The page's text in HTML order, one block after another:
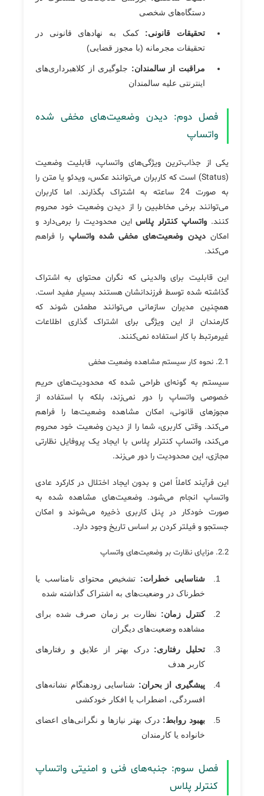
دستگاه‌های شخصی
تحقیقات قانونی: کمک به نهادهای قانونی در
تحقیقات مجرمانه (با مجوز قضایی)
مراقبت از سالمندان: جلوگیری از کلاهبرداری‌های
اینترنتی علیه سالمندان
فصل دوم: دیدن وضعیت‌های مخفی شده
واتساپ
یکی از جذاب‌ترین ویژگی‌های واتساپ، قابلیت وضعیت
(Status) است که کاربران می‌توانند عکس، ویدئو یا متن را
به صورت 24 ساعته به اشتراک بگذارند. اما کاربران
می‌توانند برخی مخاطبین را از دیدن وضعیت خود محروم
کنند. واتساپ کنترلر پلاساین محدودیت را برمی‌دارد و
امکاندیدن وضعیت‌های مخفی شده واتساپ را فراهم
می‌کند.
این قابلیت برای والدینی که نگران محتوای به اشتراک
گذاشته شده توسط فرزندانشان هستند بسیار مفید است.
همچنین مدیران سازمانی می‌توانند مطمئن شوند که
کارمندان از این ویژگی برای اشتراک گذاری اطلاعات
غیرمرتبط با کار استفاده نمی‌کنند.
2.1. نحوه کار سیستم مشاهده وضعیت مخفی
سیستم به گونه‌ای طراحی شده که محدودیت‌های حریم
خصوصی واتساپ را دور نمی‌زند، بلکه با استفاده از
مجوزهای قانونی، امکان مشاهده وضعیت‌ها را فراهم
می‌کند. وقتی کاربری، شما را از دیدن وضعیت خود محروم
می‌کند، واتساپ کنترلر پلاس با ایجاد یک پروفایل نظارتی
مجازی، این محدودیت را دور می‌زند.
این فرآیند کاملاً امن و بدون ایجاد اختلال در کارکرد عادی
واتساپ انجام می‌شود. وضعیت‌های مشاهده شده به
صورت خودکار در پنل کاربری ذخیره می‌شوند و امکان
جستجو و فیلتر کردن بر اساس تاریخ وجود دارد.
2.2. مزایای نظارت بر وضعیت‌های واتساپ
شناسایی خطرات: تشخیص محتوای نامناسب یا
خطرناک در وضعیت‌های به اشتراک گذاشته شده
کنترل زمان: نظارت بر زمان صرف شده برای
مشاهده وضعیت‌های دیگران
تحلیل رفتاری: درک بهتر از علایق و رفتارهای
کاربر هدف
پیشگیری از بحران: شناسایی زودهنگام نشانه‌های
افسردگی، اضطراب یا افکار خودکشی
بهبود روابط: درک بهتر نیازها و نگرانی‌های اعضای
خانواده یا کارمندان
فصل سوم: جنبه‌های فنی و امنیتی واتساپ
کنترلر پلاس